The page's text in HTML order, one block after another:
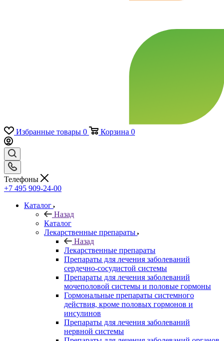
Избранные товары 0 Корзина 0
Телефоны
+7 495 909-24-00
Каталог
Назад
Каталог
Лекарственные препараты
Назад
Лекарственные препараты
Препараты для лечения заболеваний
сердечно-сосудистой системы
Препараты для лечения заболеваний
мочеполовой системы и половые гормоны
Гормональные препараты системного
действия, кроме половых гормонов и
инсулинов
Препараты для лечения заболеваний
нервной системы